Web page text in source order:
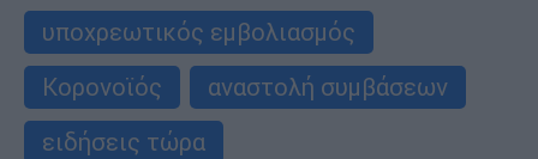
υποχρεωτικός εμβολιασμός
Κορονοϊός
αναστολή συμβάσεων
ειδήσεις τώρα